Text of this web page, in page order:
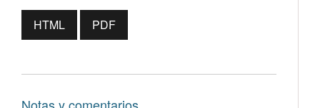
HTML PDF